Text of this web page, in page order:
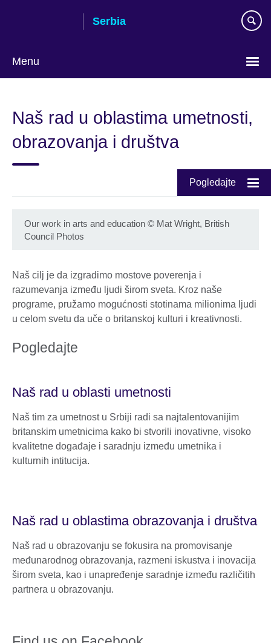
Serbia
Menu
language
Naš rad u oblastima umetnosti,
obrazovanja i društva
Pogledajte
Our work in arts and education © Mat Wright, British
Council Photos
Naš cilj je da izgradimo mostove poverenja i
razumevanja između ljudi širom sveta. Kroz naše
programe, pružamo mogućnosti stotinama milionima ljudi
u celom svetu da uče o britanskoj kulturi i kreativnosti.
Pogledajte
Naš rad u oblasti umetnosti
Naš tim za umetnost u Srbiji radi sa najtalentovanijim
britanskim umetnicima kako bi stvorili inovativne, visoko
kvalitetne događaje i saradnju između umetnika i
kulturnih intitucija.
Naš rad u oblastima obrazovanja i društva
Naš rad u obrazovanju se fokusira na promovisanje
međunarodnog obrazovanja, razmeni iskustva i inovacija
širom sveta, kao i unapređenje saradnje između različitih
partnera u obrazovanju.